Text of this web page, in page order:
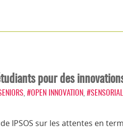
pour des
#OPEN INNOVATION
IPSOS sur les attentes en